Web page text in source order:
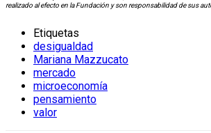
realizado al efecto en la Fundación y son responsabilidad de sus
Etiquetas
desigualdad
Mariana Mazzucato
mercado
microeconomía
pensamiento
valor